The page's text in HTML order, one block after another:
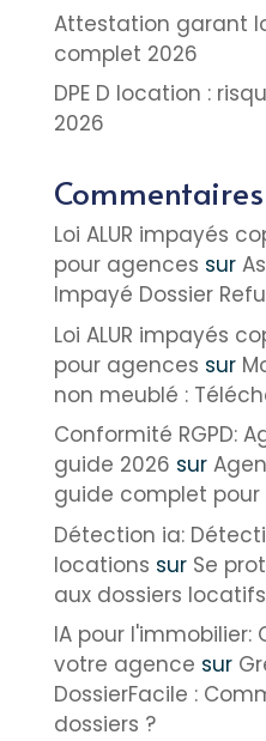
Attestation garant
complet 2026
DPE D location :
2026
Loi ALUR impayés
pour agences sur
Impayé Dossier
Loi ALUR impayés
pour agences sur
non meublé :
Conformité RGPD:
guide 2026 sur
guide complet pour
Détection ia:
locations sur Se
aux dossiers locatifs
IA pour
votre agence sur
DossierFacile :
dossiers ?